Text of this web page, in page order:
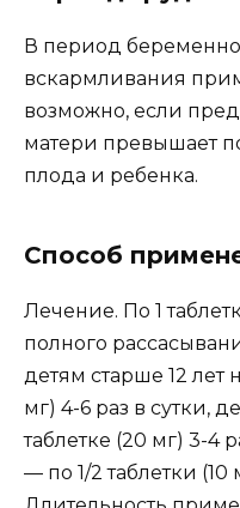
В период
вскармливания
возможно, если
матери превышает
плода и ребенка.
Способ
Лечение. По 1
полного
детям старше 12 лет
мг) 4-6 раз в сутки,
таблетке (20 мг) 3-4
— по 1/2 таблетки (10